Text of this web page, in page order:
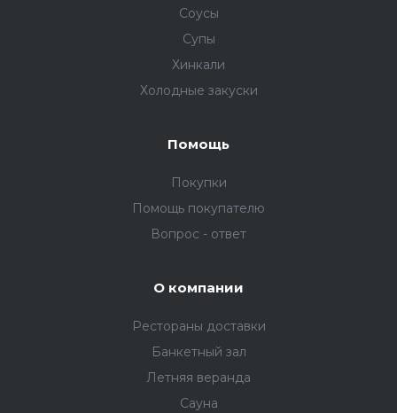
Соусы
Супы
Хинкали
Холодные закуски
Помощь
Покупки
Помощь покупателю
Вопрос - ответ
О компании
Рестораны доставки
Банкетный зал
Летняя веранда
Сауна